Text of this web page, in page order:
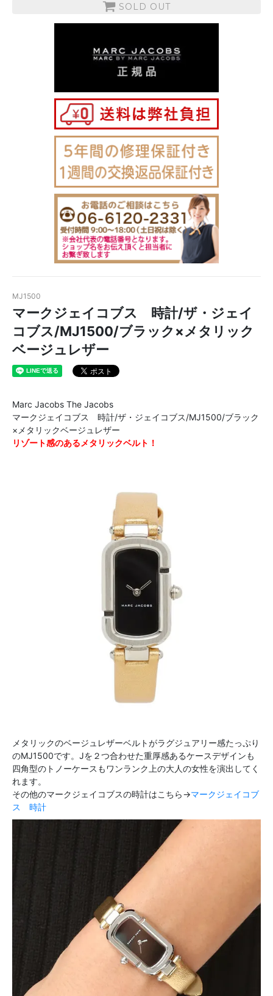
SOLD OUT
MJ1500
マークジェイコブス 時計/ザ・ジェイ
コブス/MJ1500/ブラック×メタリック
ベージュレザー
Marc Jacobs The Jacobs
マークジェイコブス 時計/ザ・ジェイコブス/MJ1500/ブラック
×メタリックベージュレザー
リゾート感のあるメタリックベルト！
メタリックのベージュレザーベルトがラグジュアリー感たっぷり
のMJ1500です。Jを２つ合わせた重厚感あるケースデザインも
四角型のトノーケースもワンランク上の大人の女性を演出してく
れます。
その他のマークジェイコブスの時計はこちら→マークジェイコブ
ス 時計